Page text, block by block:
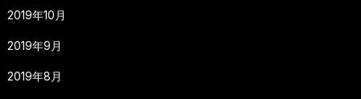
2019年10月
2019年9月
2019年8月